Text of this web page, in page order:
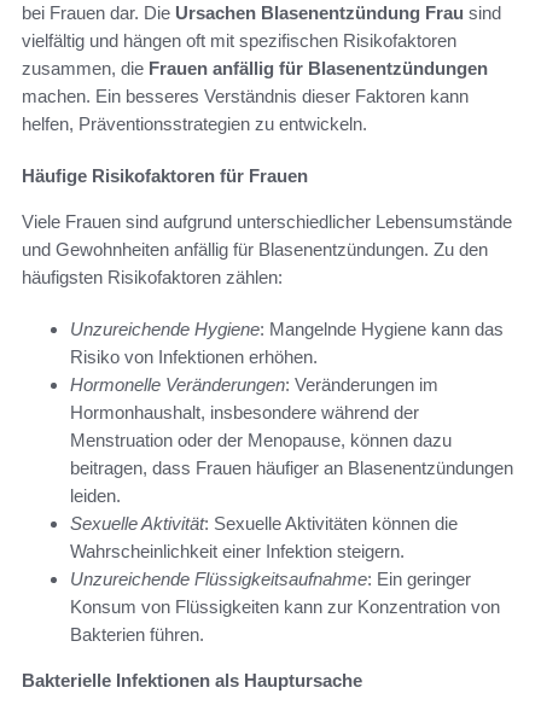
bei Frauen dar. Die Ursachen Blasenentzündung Frau sind
vielfältig und hängen oft mit spezifischen Risikofaktoren
zusammen, die Frauen anfällig für Blasenentzündungen
machen. Ein besseres Verständnis dieser Faktoren kann
helfen, Präventionsstrategien zu entwickeln.
Häufige Risikofaktoren für Frauen
Viele Frauen sind aufgrund unterschiedlicher Lebensumstände
und Gewohnheiten anfällig für Blasenentzündungen. Zu den
häufigsten Risikofaktoren zählen:
Unzureichende Hygiene: Mangelnde Hygiene kann das
Risiko von Infektionen erhöhen.
Hormonelle Veränderungen: Veränderungen im
Hormonhaushalt, insbesondere während der
Menstruation oder der Menopause, können dazu
beitragen, dass Frauen häufiger an Blasenentzündungen
leiden.
Sexuelle Aktivität: Sexuelle Aktivitäten können die
Wahrscheinlichkeit einer Infektion steigern.
Unzureichende Flüssigkeitsaufnahme: Ein geringer
Konsum von Flüssigkeiten kann zur Konzentration von
Bakterien führen.
Bakterielle Infektionen als Hauptursache